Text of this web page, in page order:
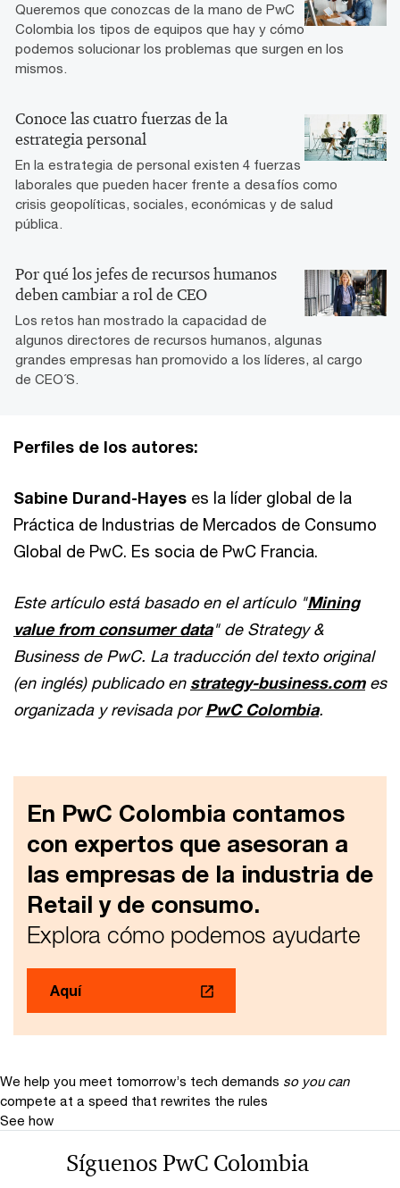
Queremos que conozcas de la mano de PwC
Colombia los tipos de equipos que hay y cómo
podemos solucionar los problemas que surgen en los
mismos.
Conoce las cuatro fuerzas de la
estrategia personal
En la estrategia de personal existen 4 fuerzas
laborales que pueden hacer frente a desafíos como
crisis geopolíticas, sociales, económicas y de salud
pública.
Por qué los jefes de recursos humanos
deben cambiar a rol de CEO
Los retos han mostrado la capacidad de
algunos directores de recursos humanos, algunas
grandes empresas han promovido a los líderes, al cargo
de CEO´S.
Perfiles de los autores:
Sabine Durand-Hayes es la líder global de la
Práctica de Industrias de Mercados de Consumo
Global de PwC. Es socia de PwC Francia.
Este artículo está basado en el artículo "Mining
value from consumer data" de Strategy &
Business de PwC. La traducción del texto original
(en inglés) publicado en strategy-business.comes
organizada y revisada porPwC Colombia.
En PwC Colombia contamos
con expertos que asesoran a
las empresas de la industria de
Retail y de consumo.
Explora cómo podemos ayudarte
Aquí
We help you meet tomorrow’s tech demands so you can
compete at a speed that rewrites the rules
See how
Síguenos PwC Colombia